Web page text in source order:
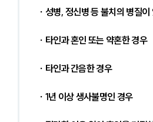
∙ 성병, 정신병 등 불치의 병질이
∙ 타인과 혼인 또는 약혼한 경우
∙ 타인과 간음한 경우
∙ 1년 이상 생사불명인 경우